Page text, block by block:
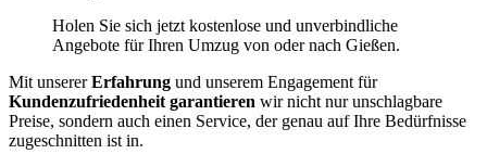
Holen Sie sich jetzt kostenlose und unverbindliche
Angebote für Ihren Umzug von oder nach Gießen.
Mit unsererErfahrung und unserem Engagement für
Kundenzufriedenheit garantieren wir nicht nur unschlagbare
Preise, sondern auch einen Service, der genau auf Ihre Bedürfnisse
zugeschnitten ist in.